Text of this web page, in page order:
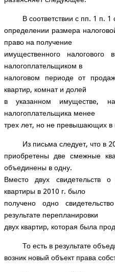
В соответствии с пп. 1 п. 1
определении размера
право на получение
имущественного
налогоплательщиком в
налоговом периоде от
квартир, комнат и долей
в указанном имуществе,
налогоплательщика менее
трех лет, но не превышающих в
Из письма следует, что в
приобретены две смежные
объединены в одну.
Вместо двух свидетельств
квартиры в 2010 г. было
получено одно
результате перепланировки
двух квартир, которая была
То есть в результате
возник новый объект права